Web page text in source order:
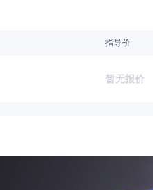
指导价
暂无报价